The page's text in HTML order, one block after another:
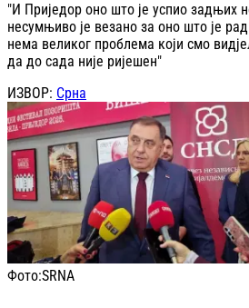
"И Приједор оно што је успио задњих
несумњиво је везано за оно што је
нема великог проблема који смо
да до сада није ријешен"
ИЗВОР: Срна
Фото:SRNA